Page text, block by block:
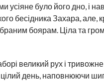
усіяне було його дно, і
бесідника Захара, але,
боярам. Ціла та
великий рух і
день, наповнюючи